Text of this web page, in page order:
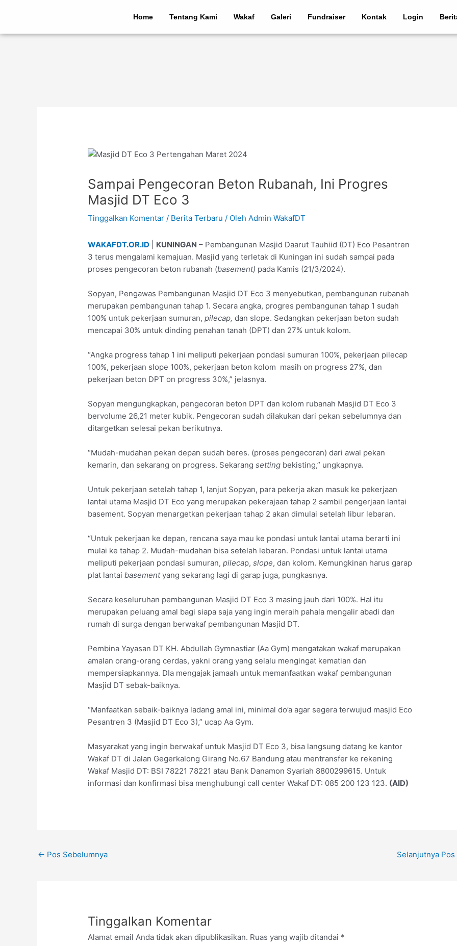
Home Tentang Kami Wakaf Galeri Fundraiser Kontak Login
Sampai Pengecoran Beton Rubanah, Ini Progres
Masjid DT Eco 3
Tinggalkan Komentar / Berita Terbaru / OlehAdmin WakafDT
WAKAFDT.OR.ID KUNINGAN – Pembangunan Masjid Daarut Tauhiid (DT) Eco Pesantren
3 terus mengalami kemajuan. Masjid yang terletak di Kuningan ini sudah sampai pada
proses pengecoran beton rubanah (basement) pada Kamis (21/3/2024).
Sopyan, Pengawas Pembangunan Masjid DT Eco 3 menyebutkan, pembangunan rubanah
merupakan pembangunan tahap 1. Secara angka, progres pembangunan tahap 1 sudah
100% untuk pekerjaan sumuran,pilecap,dan slope. Sedangkan pekerjaan beton sudah
mencapai 30% untuk dinding penahan tanah (DPT) dan 27% untuk kolom.
“Angka progress tahap 1 ini meliputi pekerjaan pondasi sumuran 100%, pekerjaan pilecap
100%, pekerjaan slope 100%, pekerjaan beton kolom masih on progress 27%, dan
pekerjaan beton DPT on progress 30%,” jelasnya.
Sopyan mengungkapkan, pengecoran beton DPT dan kolom rubanah Masjid DT Eco 3
bervolume 26,21 meter kubik. Pengecoran sudah dilakukan dari pekan sebelumnya dan
ditargetkan selesai pekan berikutnya.
“Mudah-mudahan pekan depan sudah beres. (proses pengecoran) dari awal pekan
kemarin, dan sekarang on progress. Sekarangsetting bekisting,” ungkapnya.
Untuk pekerjaan setelah tahap 1, lanjut Sopyan, para pekerja akan masuk ke pekerjaan
lantai utama Masjid DT Eco yang merupakan pekerajaan tahap 2 sambil pengerjaan lantai
basement. Sopyan menargetkan pekerjaan tahap 2 akan dimulai setelah libur lebaran.
“Untuk pekerjaan ke depan, rencana saya mau ke pondasi untuk lantai utama berarti ini
mulai ke tahap 2. Mudah-mudahan bisa setelah lebaran. Pondasi untuk lantai utama
meliputi pekerjaan pondasi sumuran,pilecap,slope, dan kolom. Kemungkinan harus garap
plat lantaibasementyang sekarang lagi di garap juga, pungkasnya.
Secara keseluruhan pembangunan Masjid DT Eco 3 masing jauh dari 100%. Hal itu
merupakan peluang amal bagi siapa saja yang ingin meraih pahala mengalir abadi dan
rumah di surga dengan berwakaf pembangunan Masjid DT.
Pembina Yayasan DT KH. Abdullah Gymnastiar (Aa Gym) mengatakan wakaf merupakan
amalan orang-orang cerdas, yakni orang yang selalu mengingat kematian dan
mempersiapkannya. DIa mengajak jamaah untuk memanfaatkan wakaf pembangunan
Masjid DT sebak-baiknya.
“Manfaatkan sebaik-baiknya ladang amal ini, minimal do’a agar segera terwujud masjid Eco
Pesantren 3 (Masjid DT Eco 3),” ucap Aa Gym.
Masyarakat yang ingin berwakaf untuk Masjid DT Eco 3, bisa langsung datang ke kantor
Wakaf DT di Jalan Gegerkalong Girang No.67 Bandung atau mentransfer ke rekening
Wakaf Masjid DT: BSI 78221 78221 atau Bank Danamon Syariah 8800299615. Untuk
informasi dan konfirmasi bisa menghubungi call center Wakaf DT: 085 200 123 123. (AID)
← Pos Sebelumnya Selanjutnya Pos
Tinggalkan Komentar
Alamat email Anda tidak akan dipublikasikan. Ruas yang wajib ditandai *